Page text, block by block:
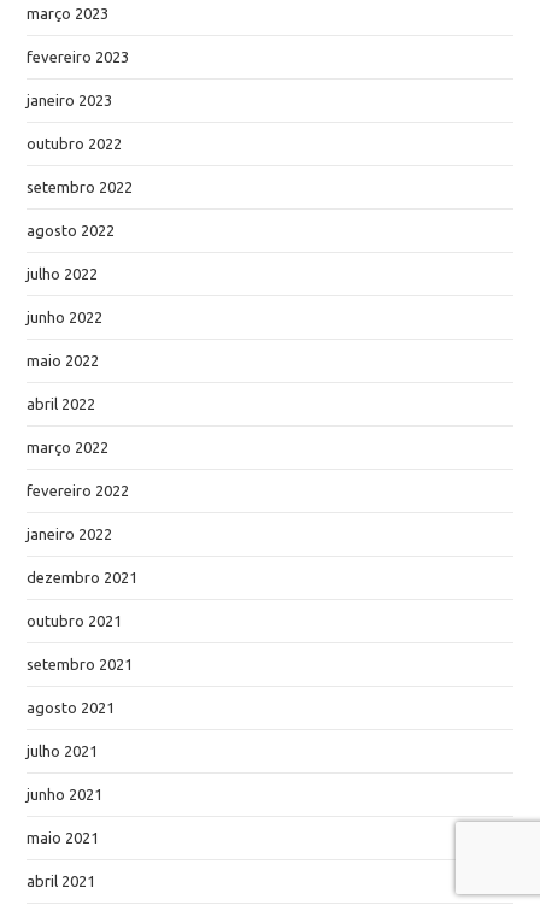
março 2023
fevereiro 2023
janeiro 2023
outubro 2022
setembro 2022
agosto 2022
julho 2022
junho 2022
maio 2022
abril 2022
março 2022
fevereiro 2022
janeiro 2022
dezembro 2021
outubro 2021
setembro 2021
agosto 2021
julho 2021
junho 2021
maio 2021
abril 2021